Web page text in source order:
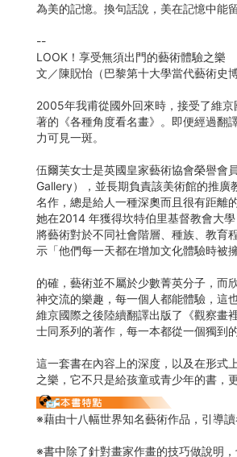
為美的記憶。換句話說，美在記憶中能
--
LOOK！享受無須出門的藝術體驗之樂
文／陳貺怡（巴黎第十大學當代藝術史
2005年我甫從國外回來時，接受了維
著的《各種角度看名畫》。即便經過翻
力可見一斑。
伍爾芙女士是英國皇家藝術協會榮譽會
Gallery），並長期負責該美術館的推
名作，總是給人一種深奧而且很有距離
她在2014 年獲得坎特伯里基督教會大
將藝術對於不同社會階層、種族、教育
示「他們每一天都在增加文化體驗時被
的確，藝術並不屬於少數菁英分子，而
神交流的樂趣，每一個人都能體驗，這
維京國際之後陸續翻譯出版了《觀察畫
士同系列的著作，每一本都從一個獨到
這一套書在內容上的深度，以及在形式
之樂，它不只是給孩童或青少年的書，
※藉由十八幅世界知名藝術作品，引導
※書中除了針對畫家作畫的技巧做說明